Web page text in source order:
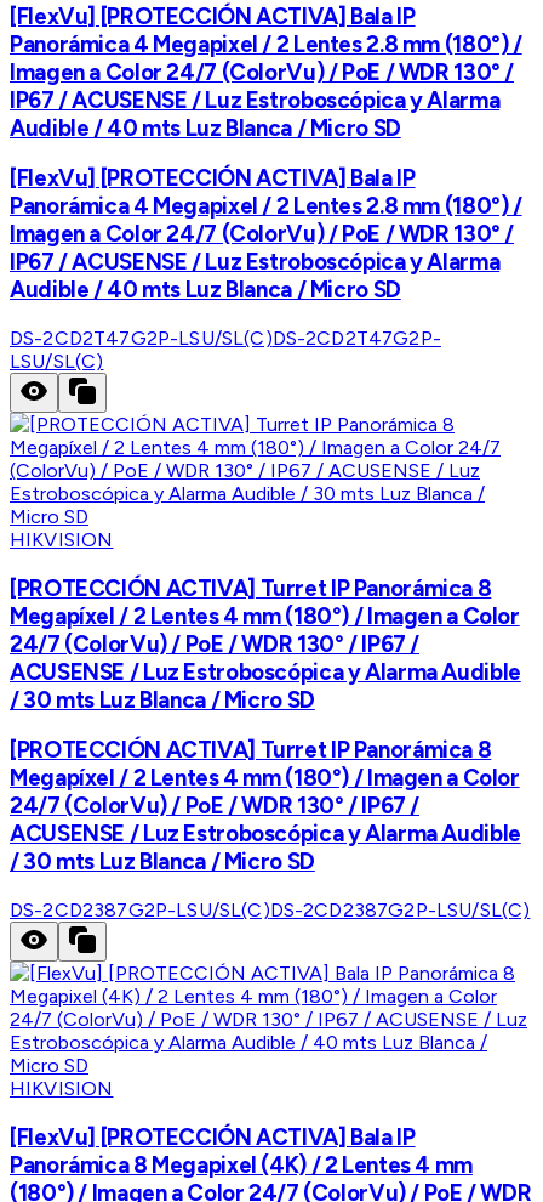
[FlexVu] [PROTECCIÓN ACTIVA] Bala IP
Panorámica 4 Megapixel / 2 Lentes 2.8 mm (180°) /
Imagen a Color 24/7 (ColorVu) / PoE / WDR 130° /
IP67 / ACUSENSE / Luz Estroboscópica y Alarma
Audible / 40 mts Luz Blanca / Micro SD
[FlexVu] [PROTECCIÓN ACTIVA] Bala IP
Panorámica 4 Megapixel / 2 Lentes 2.8 mm (180°) /
Imagen a Color 24/7 (ColorVu) / PoE / WDR 130° /
IP67 / ACUSENSE / Luz Estroboscópica y Alarma
Audible / 40 mts Luz Blanca / Micro SD
DS-2CD2T47G2P-LSU/SL(C)DS-2CD2T47G2P-
LSU/SL(C)
HIKVISION
[PROTECCIÓN ACTIVA] Turret IP Panorámica 8
Megapíxel / 2 Lentes 4 mm (180°) / Imagen a Color
24/7 (ColorVu) / PoE / WDR 130° / IP67 /
ACUSENSE / Luz Estroboscópica y Alarma Audible
/ 30 mts Luz Blanca / Micro SD
[PROTECCIÓN ACTIVA] Turret IP Panorámica 8
Megapíxel / 2 Lentes 4 mm (180°) / Imagen a Color
24/7 (ColorVu) / PoE / WDR 130° / IP67 /
ACUSENSE / Luz Estroboscópica y Alarma Audible
/ 30 mts Luz Blanca / Micro SD
DS-2CD2387G2P-LSU/SL(C)DS-2CD2387G2P-LSU/SL(C)
HIKVISION
[FlexVu] [PROTECCIÓN ACTIVA] Bala IP
Panorámica 8 Megapixel (4K) / 2 Lentes 4 mm
(180°) / Imagen a Color 24/7 (ColorVu) / PoE / WDR